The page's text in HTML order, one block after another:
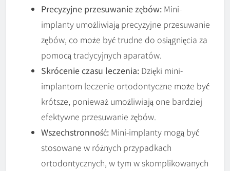
Precyzyjne przesuwanie zębów: Mini-
implanty umożliwiają precyzyjne przesuwanie
zębów, co może być trudne do osiągnięcia za
pomocą tradycyjnych aparatów.
Skrócenie czasu leczenia: Dzięki mini-
implantom leczenie ortodontyczne może być
krótsze, ponieważ umożliwiają one bardziej
efektywne przesuwanie zębów.
Wszechstronność: Mini-implanty mogą być
stosowane w różnych przypadkach
ortodontycznych, w tym w skomplikowanych